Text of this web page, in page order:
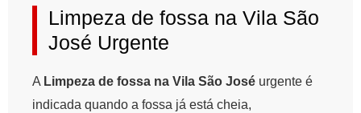
Limpeza de fossa na Vila São
José Urgente
A Limpeza de fossa na Vila São José urgente é
indicada quando a fossa já está cheia,